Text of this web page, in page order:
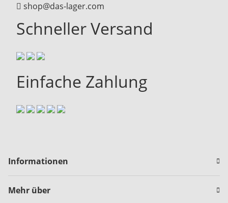
shop@das-lager.com
Schneller Versand
Einfache Zahlung
Informationen
Mehr über